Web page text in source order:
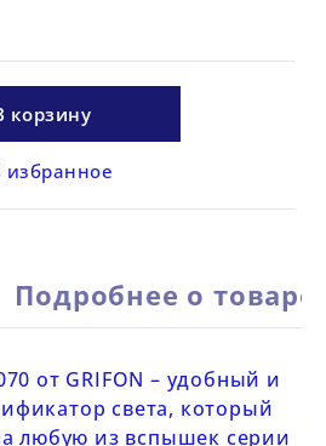
корзину
избранное
Подробнее о товаре
от GRIFON – удобный и
света, который
любую из вспышек серии